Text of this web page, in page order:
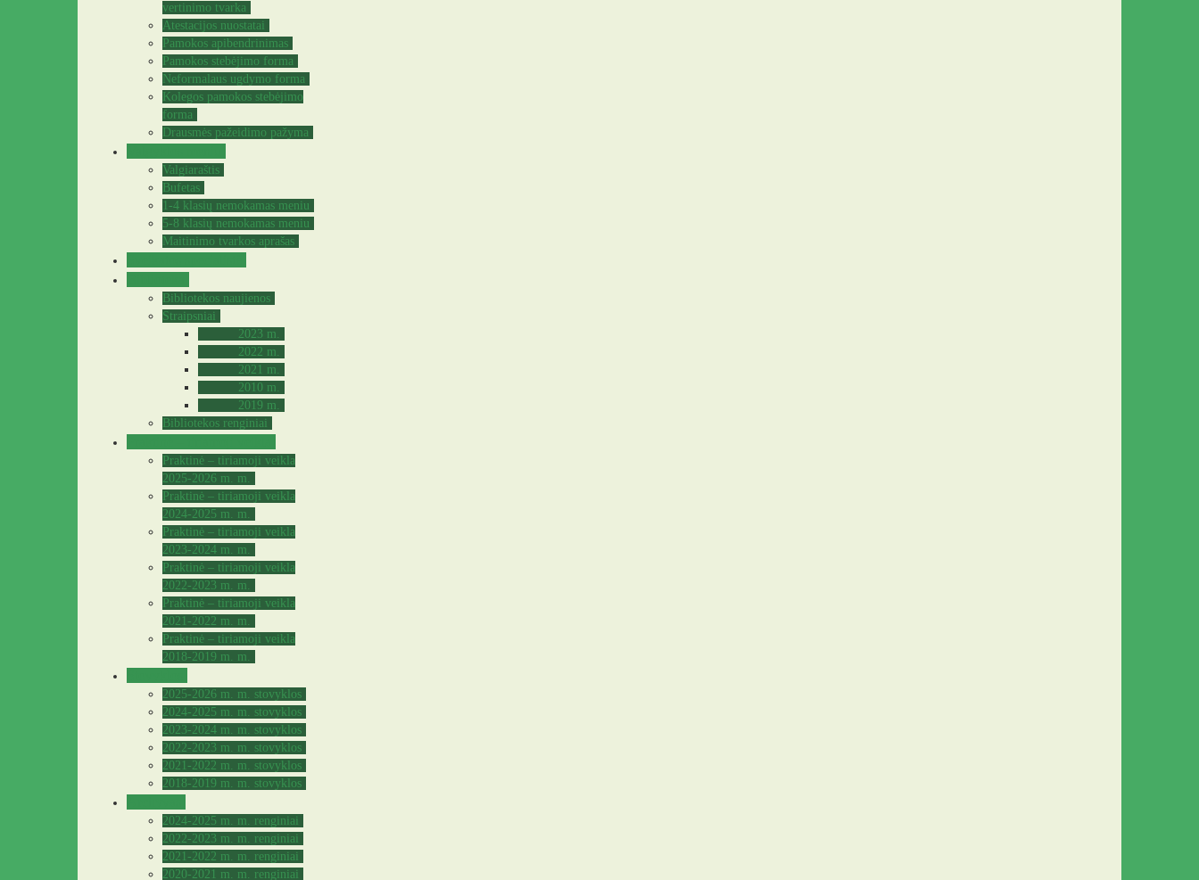
vertinimo tvarka
Atestacijos nuostatai
Pamokos apibendrinimas
Pamokos stebėjimo forma
Neformalaus ugdymo forma
Kolegos pamokos stebėjimo
forma
Drausmės pažeidimo pažyma
Valgiaraštis
Bufetas
1-4 klasių nemokamas meniu
5-8 klasių nemokamas meniu
Maitinimo tvarkos aprašas
Bibliotekos naujienos
Straipsniai
2023 m.
2022 m.
2021 m.
2010 m.
2019 m.
Bibliotekos renginiai
Praktinė – tiriamoji veikla
2025-2026 m. m.
Praktinė – tiriamoji veikla
2024-2025 m. m.
Praktinė – tiriamoji veikla
2023-2024 m. m.
Praktinė – tiriamoji veikla
2022-2023 m. m.
Praktinė – tiriamoji veikla
2021-2022 m. m.
Praktinė – tiriamoji veikla
2018-2019 m. m.
2025-2026 m. m. stovyklos
2024-2025 m. m. stovyklos
2023-2024 m. m. stovyklos
2022-2023 m. m. stovyklos
2021-2022 m. m. stovyklos
2018-2019 m. m. stovyklos
2024-2025 m. m. renginiai
2022-2023 m. m. renginiai
2021-2022 m. m. renginiai
2020-2021 m. m. renginiai